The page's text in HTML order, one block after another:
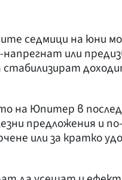
седмици на юни
или
на Юпитер в
предложения и
или за кратко